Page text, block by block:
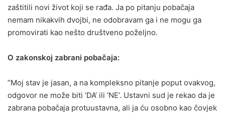
zaštitili novi život koji se rađa. Ja po pitanju pobačaja
nemam nikakvih dvojbi, ne odobravam ga i ne mogu ga
promovirati kao nešto društveno poželjno.
O zakonskoj zabrani pobačaja:
”Moj stav je jasan, a na kompleksno pitanje poput ovakvog,
odgovor ne može biti ‘DA’ ili ‘NE’. Ustavni sud je rekao da je
zabrana pobačaja protuustavna, ali ja ću osobno kao čovjek